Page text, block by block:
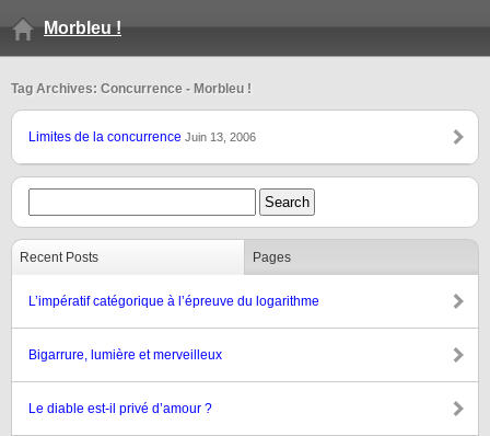
Morbleu !
Tag Archives: Concurrence - Morbleu !
Limites de la concurrence Juin 13, 2006
Recent Posts Pages
L’impératif catégorique à l’épreuve du logarithme
Bigarrure, lumière et merveilleux
Le diable est-il privé d’amour ?